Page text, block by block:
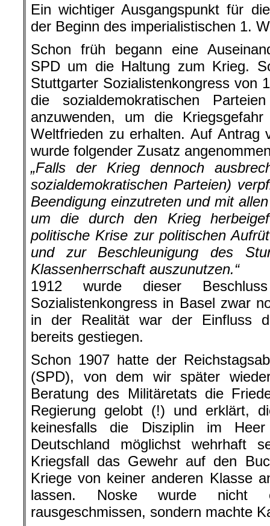
Ein wichtiger Ausgangspunkt für
der Beginn des imperialistischen 1.
Schon früh begann eine
SPD um die Haltung zum Krieg.
Stuttgarter Sozialistenkongress von
die sozialdemokratischen
anzuwenden, um die
Weltfrieden zu erhalten. Auf Antrag
wurde folgender Zusatz
„Falls der Krieg dennoch
sozialdemokratischen Parteien)
Beendigung einzutreten und mit
um die durch den Krieg
politische Krise zur politischen
und zur Beschleunigung des
Klassenherrschaft auszunutzen.“
1912 wurde dieser
Sozialistenkongress in Basel zwar
in der Realität war der Einfluss
bereits gestiegen.
Schon 1907 hatte der
(SPD), von dem wir später
Beratung des Militäretats die
Regierung gelobt (!) und erklärt,
keinesfalls die Disziplin im
Deutschland möglichst wehrhaft
Kriegsfall das Gewehr auf den
Kriege von keiner anderen Klasse
lassen. Noske wurde
rausgeschmissen, sondern machte